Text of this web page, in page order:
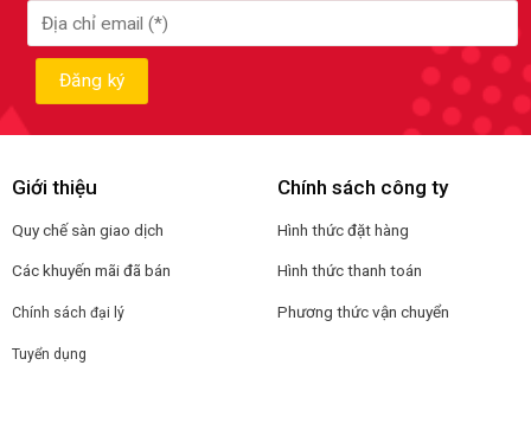
Giới thiệu
Quy chế sàn giao dịch
Các khuyến mãi đã bán
Chính sách đại lý
Tuyển dụng
Chính sách công ty
Hình thức đặt hàng
Hình thức thanh toán
Phương thức vận chuyển